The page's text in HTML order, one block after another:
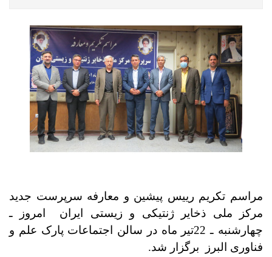
مراسم تکریم رییس پیشین و معارفه سرپرست جدید
مرکز ملی ذخایر ژنتیکی و زیستی ایران امروز ـ
چهارشنبه ـ 22تیر ماه در سالن اجتماعات پارک علم و
فناوری البرز برگزار شد.